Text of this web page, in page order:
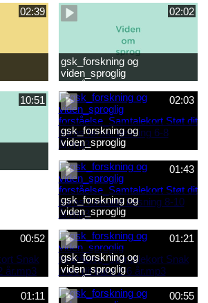
år.mp4
6 mdr-2 år.mp4
02:39
dit barn
02:02
gsk_forskning og
viden_sproglig
forståelse_Snak med din
baby 0-6 mdr.mp4
10:51 02:03
gsk_forskning og
viden_sproglig
forståelse_Samtalekort Støt
dit barns første læsning 6-8
år.mp3
01:43
gsk_forskning og
viden_sproglig
forståelse_Samtalekort Støt
dit barns fortsatte læsning 8-
10 år.mp3
00:52
Snak
år.mp3
01:21
gsk_forskning og
viden_sproglig
forståelse_Samtalekort Snak
med dit barn 2-6 år.mp3
01:11
00:55